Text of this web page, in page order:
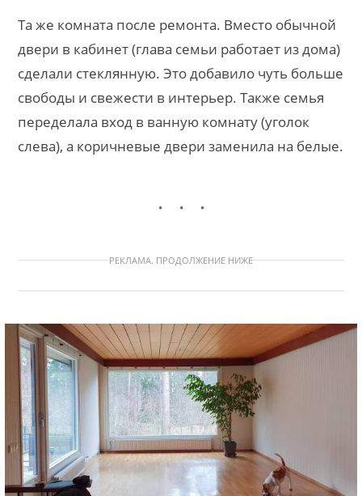
Та же комната после ремонта. Вместо обычной
двери в кабинет (глава семьи работает из дома)
сделали стеклянную. Это добавило чуть больше
свободы и свежести в интерьер. Также семья
переделала вход в ванную комнату (уголок
слева), а коричневые двери заменила на белые.
РЕКЛАМА. ПРОДОЛЖЕНИЕ НИЖЕ